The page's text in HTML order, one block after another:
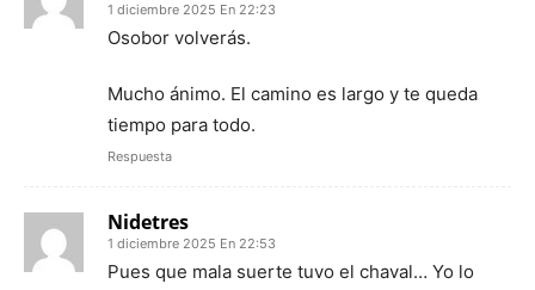
1 diciembre 2025 En 22:23
Osobor volverás.
Mucho ánimo. El camino es largo y te queda
tiempo para todo.
Respuesta
Nidetres
1 diciembre 2025 En 22:53
Pues que mala suerte tuvo el chaval… Yo lo